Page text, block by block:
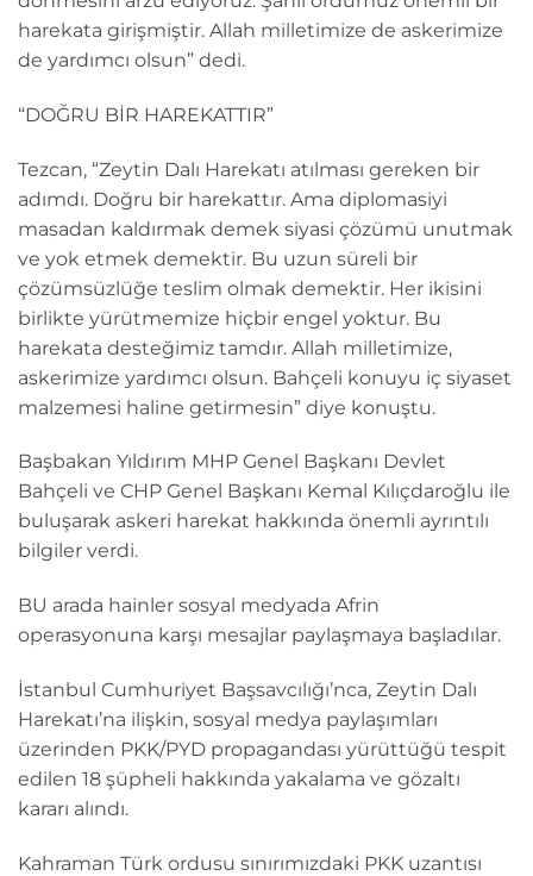
harekata girişmiştir. Allah milletimize de askerimize
de yardımcı olsun” dedi.
“DOĞRU BİR HAREKATTIR”
Tezcan, “Zeytin Dalı Harekatı atılması gereken bir
adımdı. Doğru bir harekattır. Ama diplomasiyi
masadan kaldırmak demek siyasi çözümü unutmak
ve yok etmek demektir. Bu uzun süreli bir
çözümsüzlüğe teslim olmak demektir. Her ikisini
birlikte yürütmemize hiçbir engel yoktur. Bu
harekata desteğimiz tamdır. Allah milletimize,
askerimize yardımcı olsun. Bahçeli konuyu iç siyaset
malzemesi haline getirmesin” diye konuştu.
Başbakan Yıldırım MHP Genel Başkanı Devlet
Bahçeli ve CHP Genel Başkanı Kemal Kılıçdaroğlu ile
buluşarak askeri harekat hakkında önemli ayrıntılı
bilgiler verdi.
BU arada hainler sosyal medyada Afrin
operasyonuna karşı mesajlar paylaşmaya başladılar.
İstanbul Cumhuriyet Başsavcılığı’nca, Zeytin Dalı
Harekatı’na ilişkin, sosyal medya paylaşımları
üzerinden PKK/PYD propagandası yürüttüğü tespit
edilen 18 şüpheli hakkında yakalama ve gözaltı
kararı alındı.
Kahraman Türk ordusu sınırımızdaki PKK uzantısı